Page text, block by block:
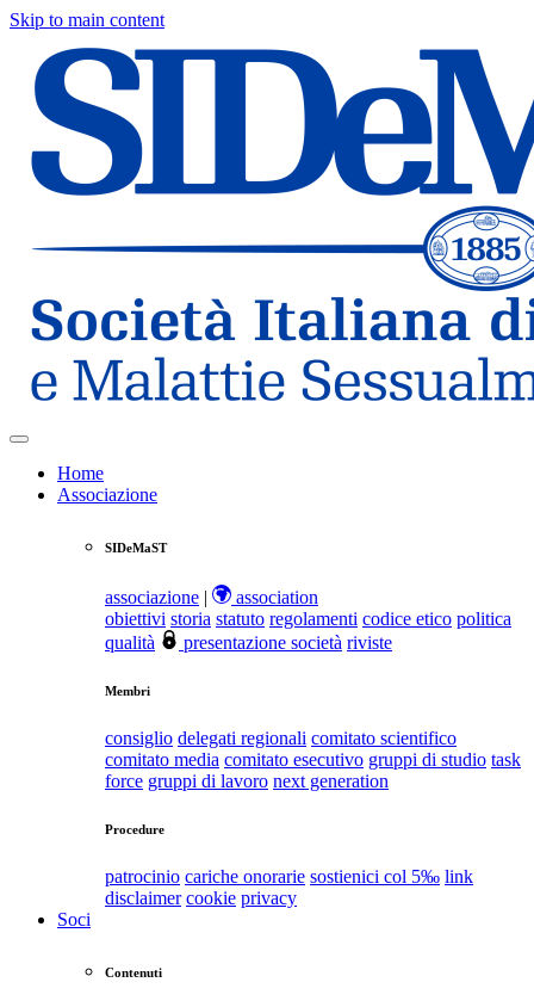
Skip to main content
Home
Associazione
SIDeMaST
associazione |
association
obiettivi storia statuto regolamenti codice etico politica
qualità
presentazione società riviste
Membri
consiglio delegati regionali comitato scientifico
comitato media comitato esecutivo gruppi di studio task
force gruppi di lavoro next generation
Procedure
patrocinio cariche onorarie sostienici col 5‰ link
disclaimer cookie privacy
Soci
Contenuti